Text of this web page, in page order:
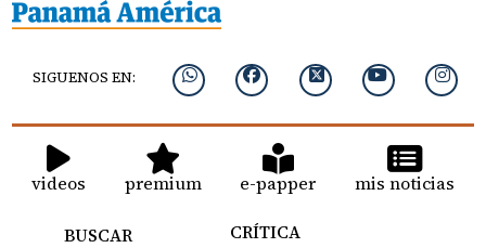
SIGUENOS EN:
videos premium e-papper mis noticias
BUSCAR
CRÍTICA